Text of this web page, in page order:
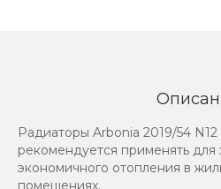
Радиаторы Arbonia 2019/54
рекомендуется применять для
экономичного отопления в
помещениях.